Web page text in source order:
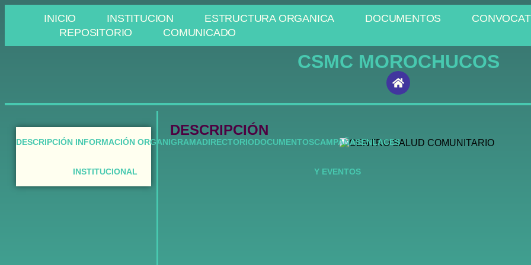
INICIO INSTITUCION ESTRUCTURA ORGANICA DOCUMENTOS
REPOSITORIO
COMUNICADO
CSMC MOROCHUCOS
DESCRIPCIÓN INFORMACIÓN
INSTITUCIONAL
ORGANIGRAMADIRECTORIODOCUMENTOSCAMPAÑAS
Y EVENTOS
ENLACES
DESCRIPCIÓN